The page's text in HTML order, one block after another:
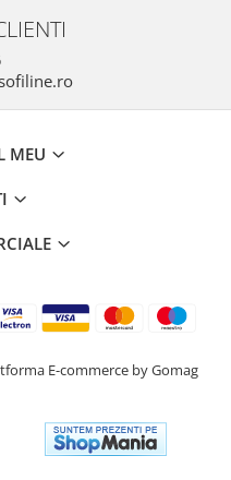
MEU
E-commerce by Gomag